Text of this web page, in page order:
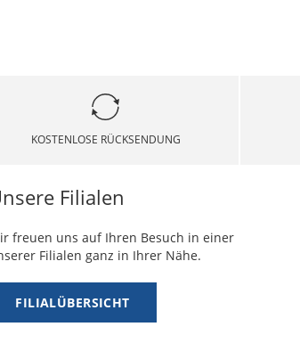
KOSTENLOSE RÜCKSENDUNG
Filialen
freuen uns auf Ihren Besuch in einer
Filialen ganz in Ihrer Nähe.
FILIALÜBERSICHT